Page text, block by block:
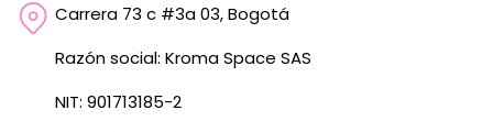
Carrera 73 c #3a 03, Bogotá
Razón social: Kroma Space SAS
NIT: 901713185-2